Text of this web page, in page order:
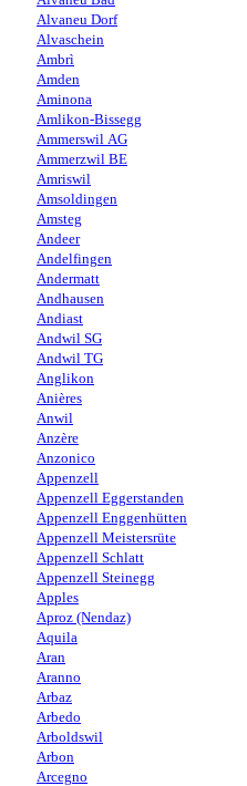
Alvaneu Dorf
Alvaschein
Ambrì
Amden
Aminona
Amlikon-Bissegg
Ammerswil AG
Ammerzwil BE
Amriswil
Amsoldingen
Amsteg
Andeer
Andelfingen
Andermatt
Andhausen
Andiast
Andwil SG
Andwil TG
Anglikon
Anières
Anwil
Anzère
Anzonico
Appenzell
Appenzell Eggerstanden
Appenzell Enggenhütten
Appenzell Meistersrüte
Appenzell Schlatt
Appenzell Steinegg
Apples
Aproz (Nendaz)
Aquila
Aran
Aranno
Arbaz
Arbedo
Arboldswil
Arbon
Arcegno